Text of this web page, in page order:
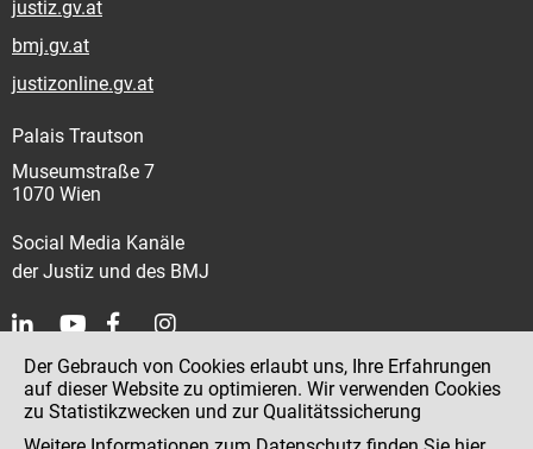
justiz.gv.at
bmj.gv.at
justizonline.gv.at
Palais Trautson
Museumstraße 7
1070 Wien
Social Media Kanäle
der Justiz und des BMJ
Kontakt
Impressum
Der Gebrauch von Cookies erlaubt uns, Ihre Erfahrungen
auf dieser Website zu optimieren. Wir verwenden Cookies
zu Statistikzwecken und zur Qualitätssicherung